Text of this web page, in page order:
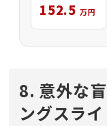
152.5 万円
8. 意外な
ングスライ